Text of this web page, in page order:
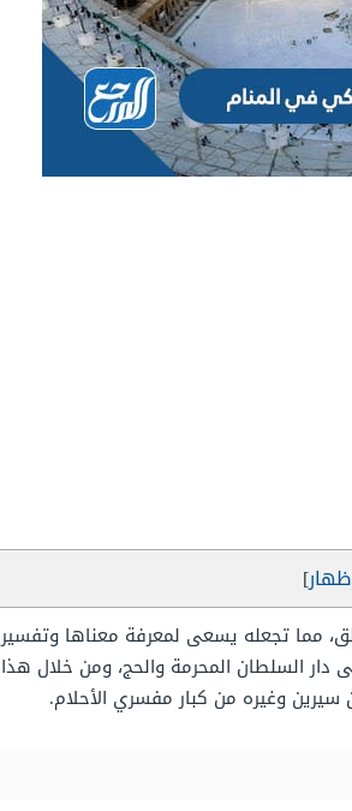
]
مما تجعله يسعى لمعرفة معناها
دار السلطان المحرمة والحج، ومن خلال هذا
وغيره من كبار مفسري الأحلام.